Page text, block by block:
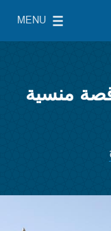
MENU
Main Menu
منسية